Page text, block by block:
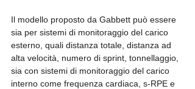
Il modello proposto da Gabbett può essere
sia per sistemi di monitoraggio del carico
esterno, quali distanza totale, distanza ad
alta velocità, numero di sprint, tonnellaggio,
sia con sistemi di monitoraggio del carico
interno come frequenza cardiaca, s-RPE e